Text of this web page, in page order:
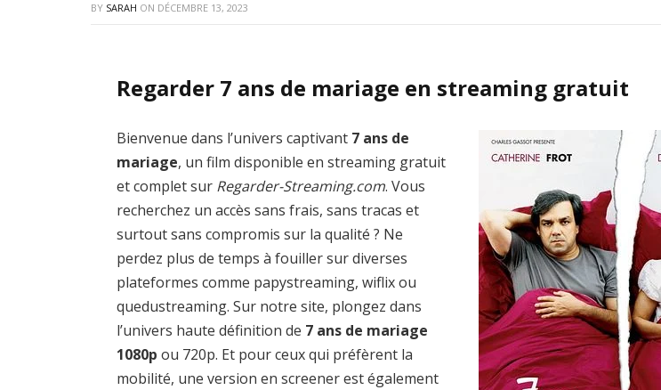
BY SARAH ON DÉCEMBRE 13, 2023
Regarder 7 ans de mariage en streaming gratuit
Bienvenue dans l’univers captivant 7 ans de
mariage, un film disponible en streaming gratuit
et complet sur Regarder-Streaming.com. Vous
recherchez un accès sans frais, sans tracas et
surtout sans compromis sur la qualité ? Ne
perdez plus de temps à fouiller sur diverses
plateformes comme papystreaming, wiflix ou
quedustreaming. Sur notre site, plongez dans
l’univers haute définition de 7 ans de mariage
1080p ou 720p. Et pour ceux qui préfèrent la
mobilité, une version en screener est également